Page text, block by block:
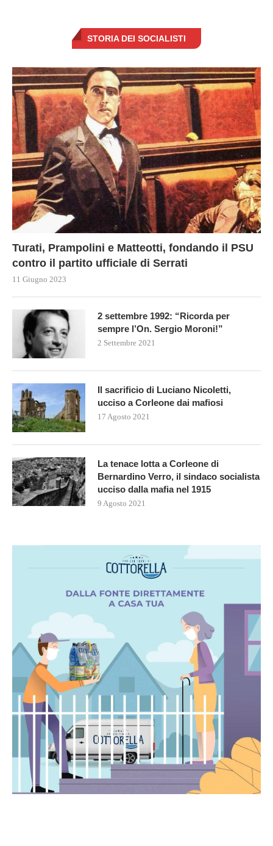
STORIA DEI SOCIALISTI
Turati, Prampolini e Matteotti, fondando il PSU
contro il partito ufficiale di Serrati
11 Giugno 2023
2 settembre 1992: “Ricorda per
sempre l’On. Sergio Moroni!”
2 Settembre 2021
Il sacrificio di Luciano Nicoletti,
ucciso a Corleone dai mafiosi
17 Agosto 2021
La tenace lotta a Corleone di
Bernardino Verro, il sindaco socialista
ucciso dalla mafia nel 1915
9 Agosto 2021